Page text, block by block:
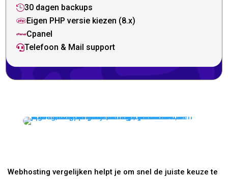
30 dagen backups
Eigen PHP versie kiezen (8.x)
Cpanel
Telefoon & Mail support
Webhosting vergelijken helpt je om snel de juiste keuze te